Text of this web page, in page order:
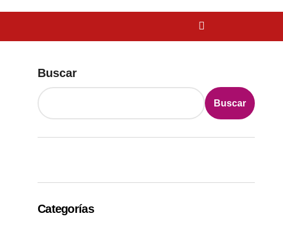
Buscar
Buscar
Categorías